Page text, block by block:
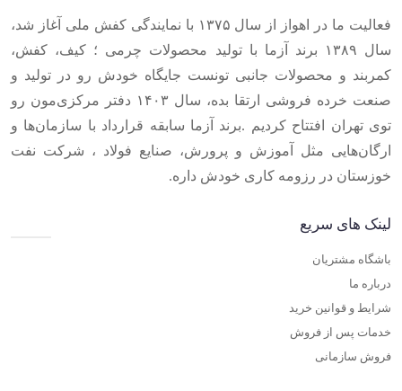
فعالیت ما در اهواز از سال ۱۳۷۵ با نمایندگی کفش ملی آغاز شد،
سال ۱۳۸۹ برند آزما با تولید محصولات چرمی ؛ کیف، کفش،
کمربند و محصولات جانبی تونست جایگاه خودش رو در تولید و
صنعت خرده فروشی ارتقا بده، سال ۱۴۰۳ دفتر مرکزی‌مون رو
توی تهران افتتاح کردیم .برند آزما سابقه قرارداد با سازمان‌ها و
ارگان‌هایی مثل آموزش و پرورش، صنایع فولاد ، شرکت نفت
خوزستان در رزومه کاری خودش داره.
لینک های سریع
باشگاه مشتریان
درباره ما
شرایط و قوانین خرید
خدمات پس از فروش
فروش سازمانی